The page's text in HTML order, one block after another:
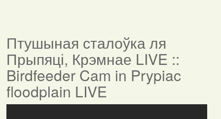
Птушыная сталоўка ля
Прыпяці, Крэмнае LIVE ::
Birdfeeder Cam in Prypiac
floodplain LIVE